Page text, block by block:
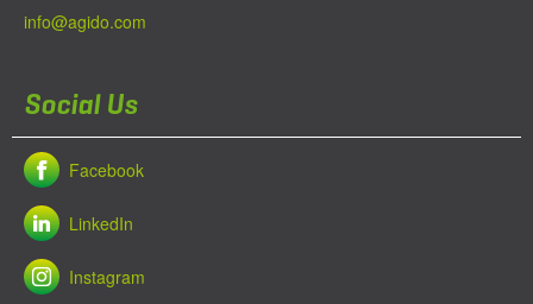
info@agido.com
Social Us
Facebook
LinkedIn
Instagram